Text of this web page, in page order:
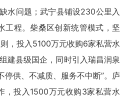
水问题；武宁县铺设230公里入
工程。柴桑区创新统管模式，坚
，投入5100万元收购6家私营水
建县级国企，同时引入瑞昌润泉
停供、不减质、服务不中断”。庐
，投入1500万元收购3家私营水